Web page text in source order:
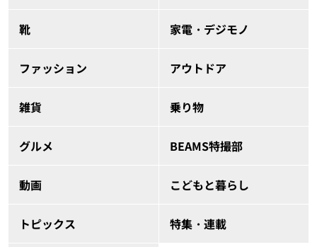
靴 家電・デジモノ
ファッション アウトドア
雑貨 乗り物
グルメ BEAMS特撮部
動画 こどもと暮らし
トピックス 特集・連載